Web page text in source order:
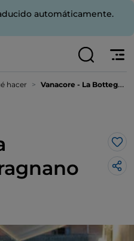
automáticamente.
hacer Vanacore - La Bottega di Gragnano
Me